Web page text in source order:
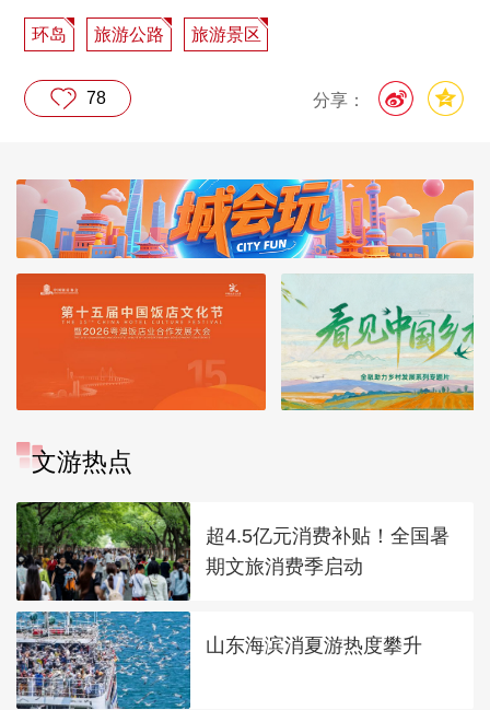
环岛 旅游公路 旅游景区
分享：
78
文游热点
超4.5亿元消费补贴！全国暑
期文旅消费季启动
山东海滨消夏游热度攀升